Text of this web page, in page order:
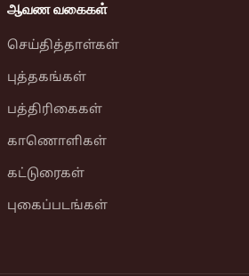
ஆவண வகைகள்
செய்தித்தாள்கள்
புத்தகங்கள்
பத்திரிகைகள்
காணொளிகள்
கட்டுரைகள்
புகைப்படங்கள்